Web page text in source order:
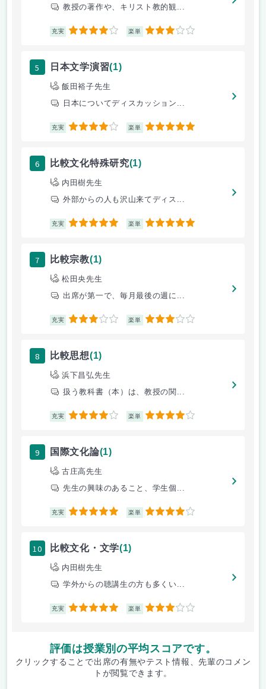
教授の著作や、キリスト教的観...
充実 4 楽単 3
5 日本文学演習(1)
飯田裕子先生
日本についてディスカッション...
充実 4 楽単 5
6 比較文化特殊研究(1)
内田樹先生
外部からの人も沢山来てディス...
充実 5 楽単 5
7 比較宗教(1)
松田央先生
出席が第一で、毎月最後の週に...
充実 3 楽単 3
8 比較思想(1)
浜下昌弘先生
扱う教科書（本）は、教授の関...
充実 4 楽単 4
9 国際文化論(1)
古庄高先生
先生の興味のあること、学生個...
充実 5 楽単 4
10 比較文化・文学(1)
内田樹先生
学外からの聴講生の方も多くい...
充実 5 楽単 3
評価は授業別の平均スコアです。
クリックすることで出席の有無やテスト情報、先輩のコメン
トが閲覧できます。